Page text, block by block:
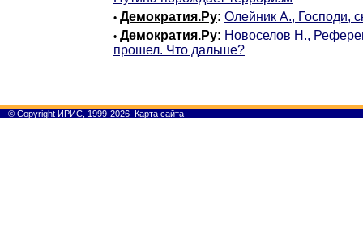
• Демократия.Ру: Олейник А., Господи,
• Демократия.Ру: Новоселов Н.,
прошел. Что дальше?
© Copyright ИРИС, 1999-2026 Карта сайта